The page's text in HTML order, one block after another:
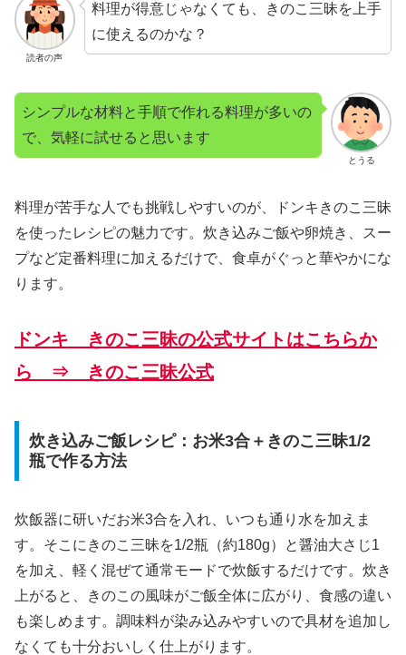
読者の声
料理が得意じゃなくても、きのこ三昧を上手
に使えるのかな？
とうる
シンプルな材料と手順で作れる料理が多いの
で、気軽に試せると思います
料理が苦手な人でも挑戦しやすいのが、ドンキきのこ三昧
を使ったレシピの魅力です。炊き込みご飯や卵焼き、スー
プなど定番料理に加えるだけで、食卓がぐっと華やかにな
ります。
ドンキ きのこ三昧の公式サイトはこちらか
ら ⇒ きのこ三昧公式
炊き込みご飯レシピ：お米3合＋きのこ三昧1/2
瓶で作る方法
炊飯器に研いだお米3合を入れ、いつも通り水を加えま
す。そこにきのこ三昧を1/2瓶（約180g）と醤油大さじ1
を加え、軽く混ぜて通常モードで炊飯するだけです。炊き
上がると、きのこの風味がご飯全体に広がり、食感の違い
も楽しめます。調味料が染み込みやすいので具材を追加し
なくても十分おいしく仕上がります。